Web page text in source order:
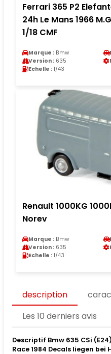
Ferrari 365 P2
24h Le Mans 1966
1/18 CMF
Marque : Bmw
Version : 635
Echelle : 1/43
Renault 1000KG
Norev
Marque : Bmw
Version : 635
Echelle : 1/43
description
Les 10 derniers avis
Descriptif Bmw 635 CSi
Race 1984 Decals liegen bei